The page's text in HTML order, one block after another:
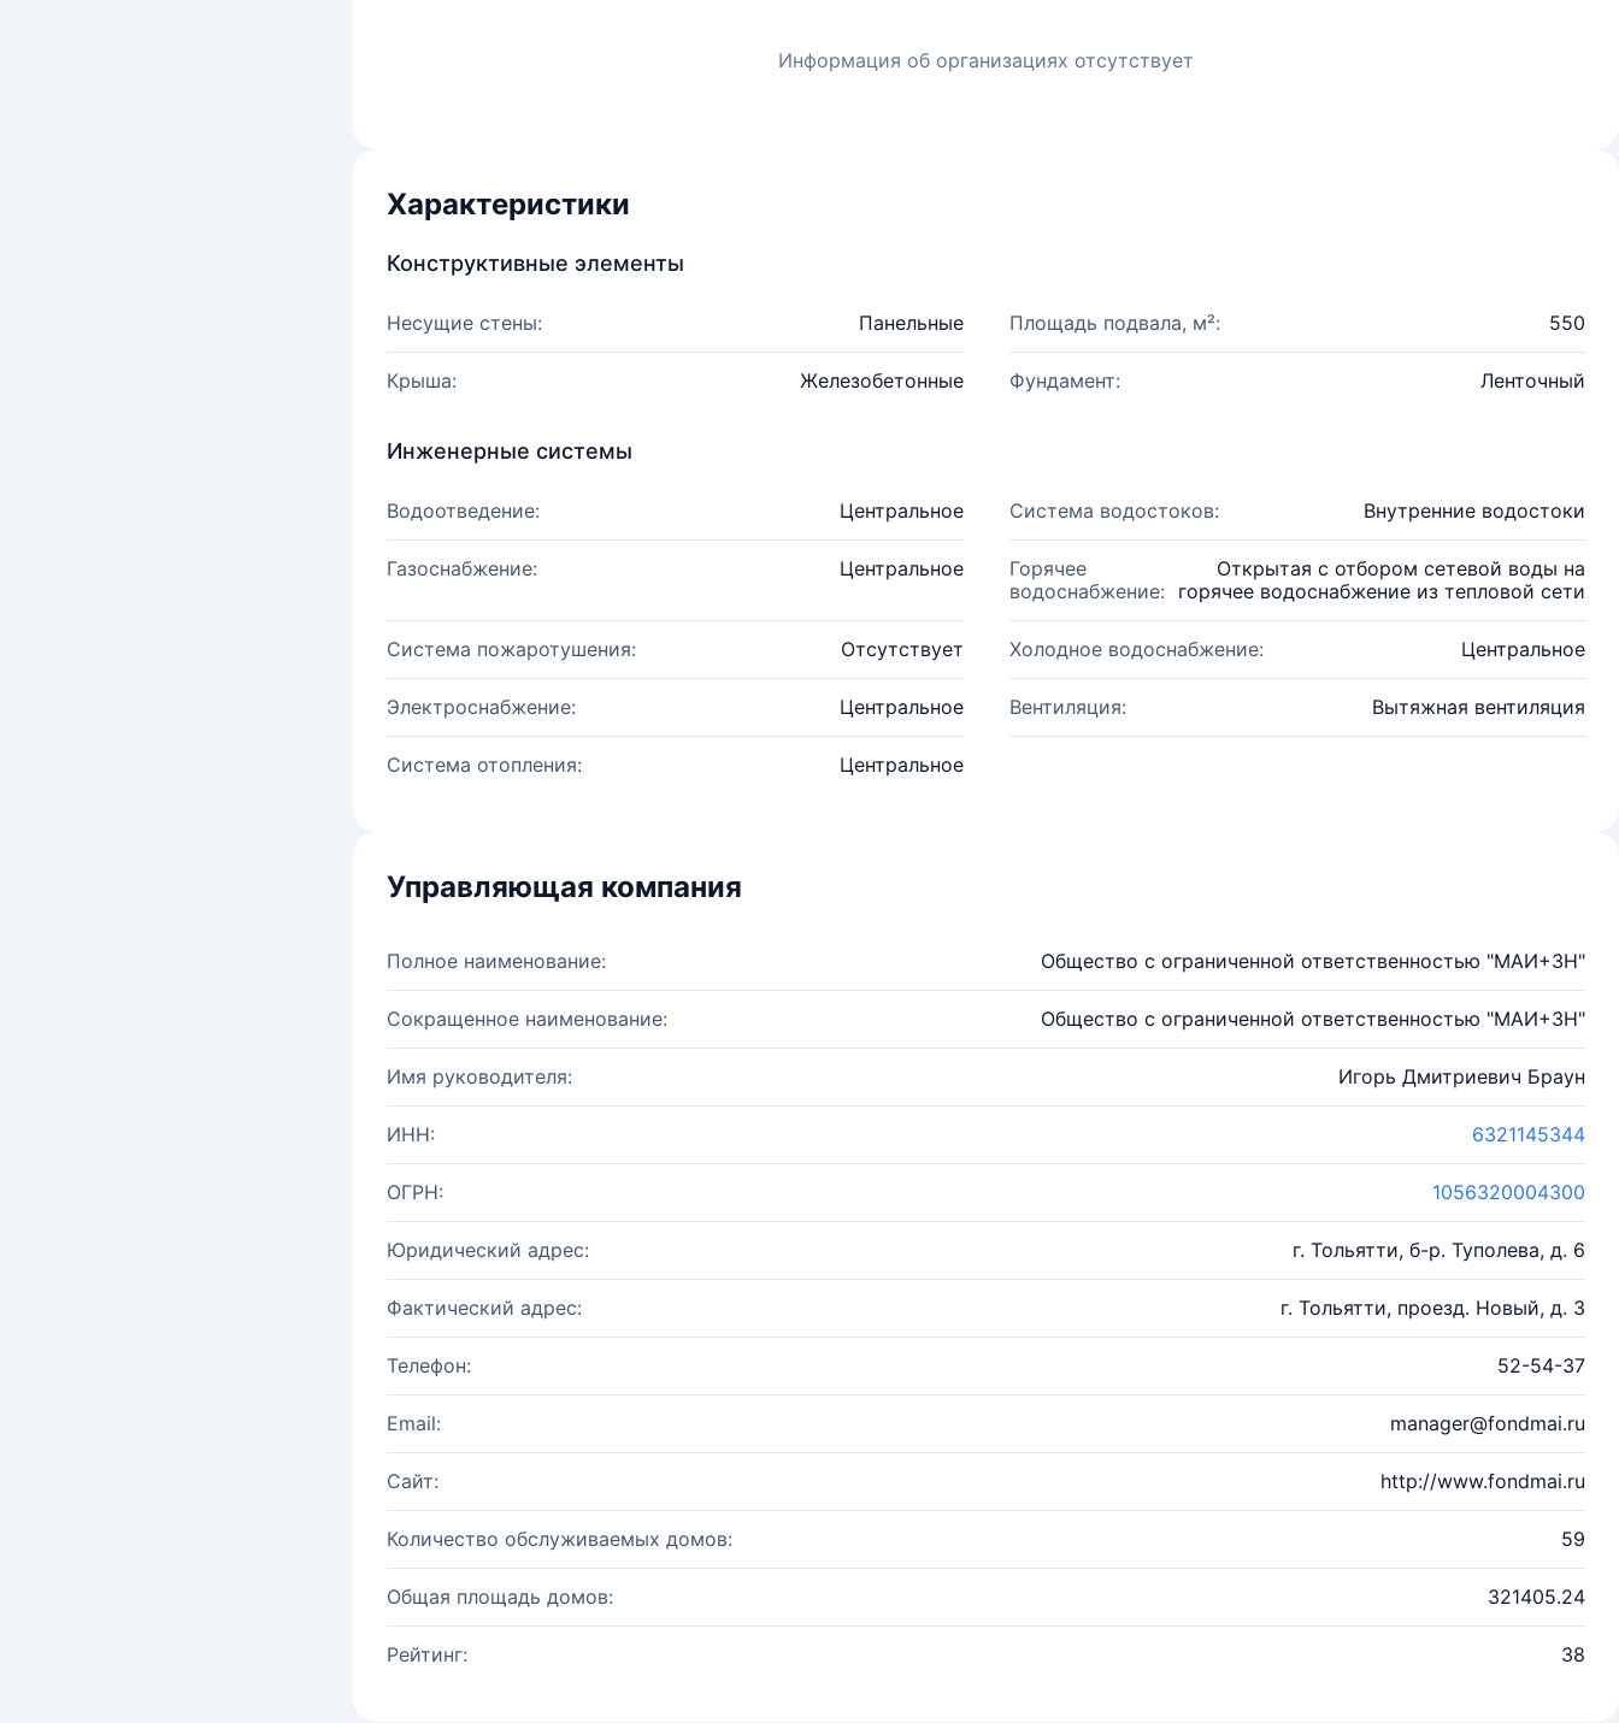
Информация об организациях отсутствует
Характеристики
Конструктивные элементы
Несущие стены: Панельные Площадь подвала, м²: 550
Крыша: Железобетонные Фундамент: Ленточный
Инженерные системы
Водоотведение: Центральное Система водостоков: Внутренние водостоки
Газоснабжение: Центральное
Горячее
водоснабжение:
Открытая с отбором сетевой воды на
горячее водоснабжение из тепловой сети
Система пожаротушения: Отсутствует Холодное водоснабжение: Центральное
Электроснабжение: Центральное Вентиляция: Вытяжная вентиляция
Система отопления: Центральное
Управляющая компания
Полное наименование: Общество с ограниченной ответственностью "МАИ+3Н"
Сокращенное наименование: Общество с ограниченной ответственностью "МАИ+3Н"
Имя руководителя: Игорь Дмитриевич Браун
ИНН: 6321145344
ОГРН: 1056320004300
Юридический адрес: г. Тольятти, б-р. Туполева, д. 6
Фактический адрес: г. Тольятти, проезд. Новый, д. 3
Телефон: 52-54-37
Email: manager@fondmai.ru
Сайт: http://www.fondmai.ru
Количество обслуживаемых домов: 59
Общая площадь домов: 321405.24
Рейтинг: 38